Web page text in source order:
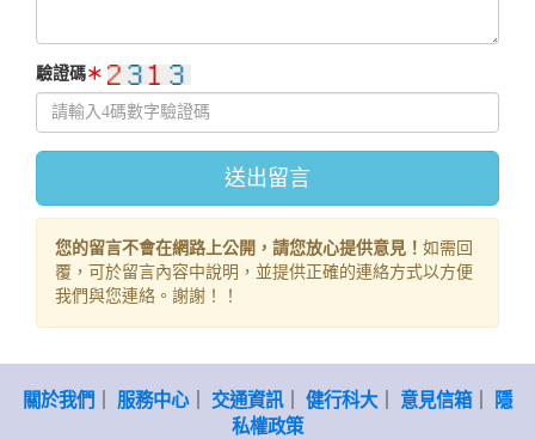
驗證碼＊
您的留言不會在網路上公開，請您放心提供意見！ 如需回
覆，可於留言內容中說明，並提供正確的連絡方式以方便
我們與您連絡。謝謝！！
關於我們 服務中心｜ 交通資訊｜ 健行科大｜ 意見信箱｜
隱
私權政策